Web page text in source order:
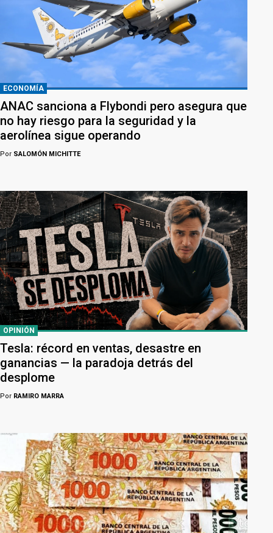
ECONOMÍA
ANAC sanciona a Flybondi pero asegura que
no hay riesgo para la seguridad y la
aerolínea sigue operando
Por SALOMÓN MICHITTE
OPINIÓN
Tesla: récord en ventas, desastre en
ganancias — la paradoja detrás del
desplome
Por RAMIRO MARRA